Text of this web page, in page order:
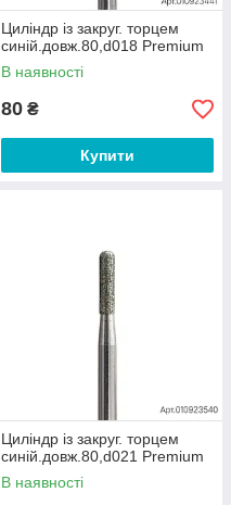
Циліндр із закруг. торцем
синій.довж.80,d018 Premium
В наявності
80 ₴
Купити
Циліндр із закруг. торцем
синій.довж.80,d021 Premium
В наявності